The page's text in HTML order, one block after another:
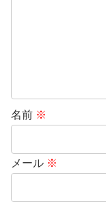
名前 ※
メール ※